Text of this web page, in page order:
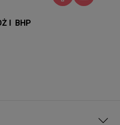
I BHP